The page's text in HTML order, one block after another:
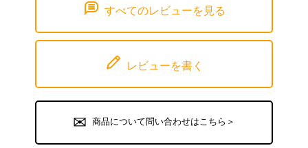
すべてのレビューを見る
レビューを書く
商品について問い合わせはこちら＞